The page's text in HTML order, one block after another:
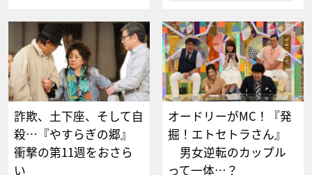
詐欺、土下座、そして自
殺…『やすらぎの郷』
衝撃の第11週をおさら
い
オードリーがMC！『発
掘！エトセトラさん』
男女逆転のカップル
って一体…？